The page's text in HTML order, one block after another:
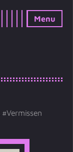
Menu
Vermissen